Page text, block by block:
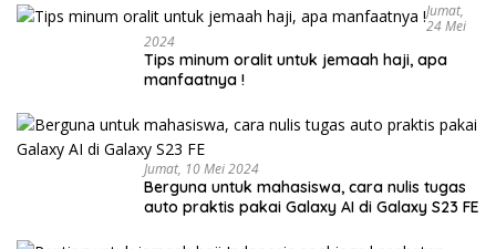
Jumat,
24 Mei
2024
Tips minum oralit untuk jemaah haji, apa
manfaatnya !
Jumat, 10 Mei 2024
Berguna untuk mahasiswa, cara nulis tugas
auto praktis pakai Galaxy AI di Galaxy S23 FE